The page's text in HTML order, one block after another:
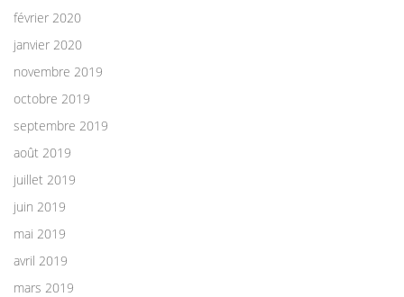
février 2020
janvier 2020
novembre 2019
octobre 2019
septembre 2019
août 2019
juillet 2019
juin 2019
mai 2019
avril 2019
mars 2019